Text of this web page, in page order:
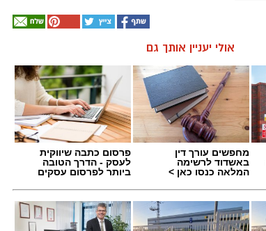
אולי יעניין אותך גם
מחפשים עורך דין
באשדוד לרשימה
המלאה כנסו כאן >
פרסום כתבה שיווקית
לעסק - הדרך הטובה
ביותר לפרסום עסקים